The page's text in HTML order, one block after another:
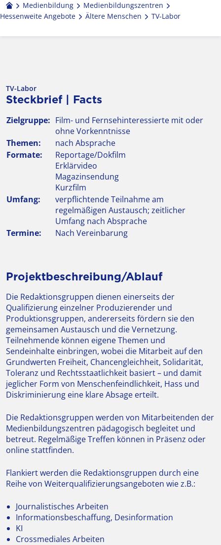
Medienbildung
Medien­bildungs­zentren
Hessenweite Angebote
Ältere Menschen TV-Labor
TV-Labor
Steckbrief | Facts
Zielgruppe: Film- und Fernsehinteressierte mit oder
ohne Vorkenntnisse
Themen:
nach Absprache
Formate:
Reportage/Dokfilm
Erklärvideo
Magazinsendung
Kurzfilm
Umfang:
verpflichtende Teilnahme am
regelmäßigen Austausch; zeitlicher
Umfang nach Absprache
Termine:
Nach Vereinbarung
Projektbeschreibung/Ablauf
Die Redaktionsgruppen dienen einerseits der
Qualifizierung einzelner Produzierender und
Produktionsgruppen, andererseits fördern sie den
gemeinsamen Austausch und die Vernetzung.
Teilnehmende können eigene Themen und
Sendeinhalte einbringen, wobei die Mitarbeit auf den
Grundwerten Freiheit, Chancengleichheit, Solidarität,
Toleranz und Rechtsstaatlichkeit basiert – und damit
jeglicher Form von Menschenfeindlichkeit, Hass und
Diskriminierung eine klare Absage erteilt.
Die Redaktionsgruppen werden von Mitarbeitenden der
Medienbildungszentren pädagogisch begleitet und
betreut. Regelmäßige Treffen können in Präsenz oder
online stattfinden.
Flankiert werden die Redaktionsgruppen durch eine
Reihe von Weiterqualifizierungsangeboten wie z.B.:
Journalistisches Arbeiten
Informationsbeschaffung, Desinformation
KI
Crossmediales Arbeiten